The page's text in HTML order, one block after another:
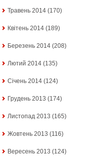
Травень 2014 (170)
Квітень 2014 (189)
Березень 2014 (208)
Лютий 2014 (135)
Січень 2014 (124)
Грудень 2013 (174)
Листопад 2013 (165)
Жовтень 2013 (116)
Вересень 2013 (124)